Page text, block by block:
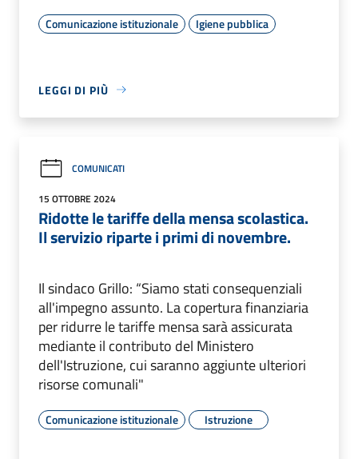
Comunicazione istituzionale Igiene pubblica
LEGGI DI PIÙ
COMUNICATI
15 OTTOBRE 2024
Ridotte le tariffe della mensa scolastica.
Il servizio riparte i primi di novembre.
Il sindaco Grillo: “Siamo stati consequenziali
all'impegno assunto. La copertura finanziaria
per ridurre le tariffe mensa sarà assicurata
mediante il contributo del Ministero
dell'Istruzione, cui saranno aggiunte ulteriori
risorse comunali"
Comunicazione istituzionale Istruzione